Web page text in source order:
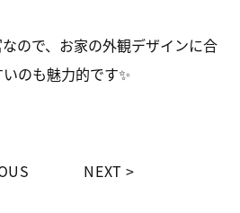
ので、お家の外観デザインに合
のも魅力的です✨
NEXT